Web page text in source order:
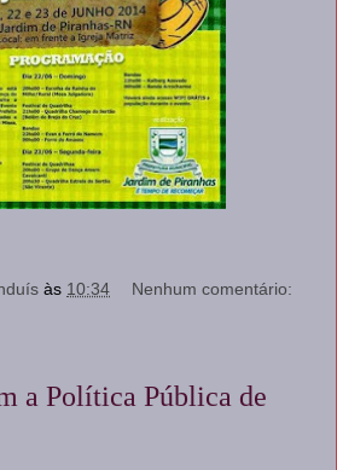
às 10:34 Nenhum comentário:
a Política Pública de